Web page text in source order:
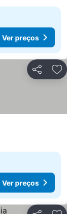
Ver preços
Partilhar
Ver preços